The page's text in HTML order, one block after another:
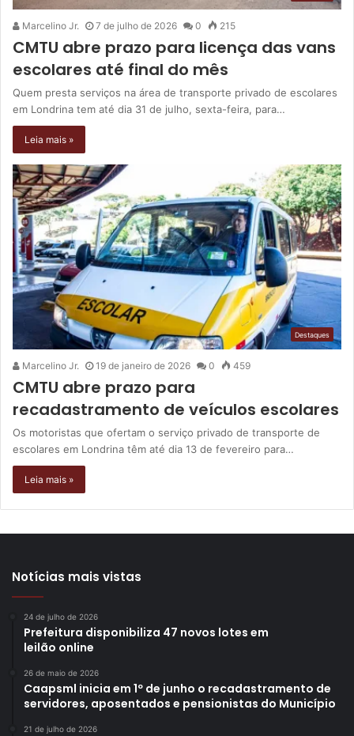
Marcelino Jr. 7 de julho de 2026 0 215
CMTU abre prazo para licença das vans
escolares até final do mês
Quem presta serviços na área de transporte privado de escolares
em Londrina tem até dia 31 de julho, sexta-feira, para…
Leia mais »
Destaques
Marcelino Jr. 19 de janeiro de 2026 0 459
CMTU abre prazo para
recadastramento de veículos escolares
Os motoristas que ofertam o serviço privado de transporte de
escolares em Londrina têm até dia 13 de fevereiro para…
Leia mais »
Notícias mais vistas
24 de julho de 2026
Prefeitura disponibiliza 47 novos lotes em
leilão online
26 de maio de 2026
Caapsml inicia em 1º de junho o recadastramento de
servidores, aposentados e pensionistas do Município
21 de julho de 2026